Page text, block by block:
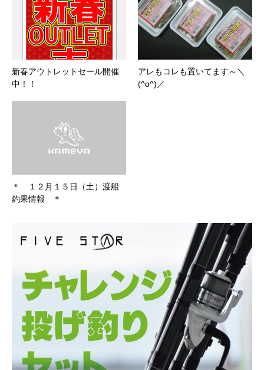
新春アウトレットセール開催
中！！
アレもコレも置いてます～＼
(^o^)／
＊ １２月１５日（土）渡船
釣果情報 ＊